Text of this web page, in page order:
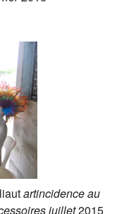
artincidence au
juillet2015